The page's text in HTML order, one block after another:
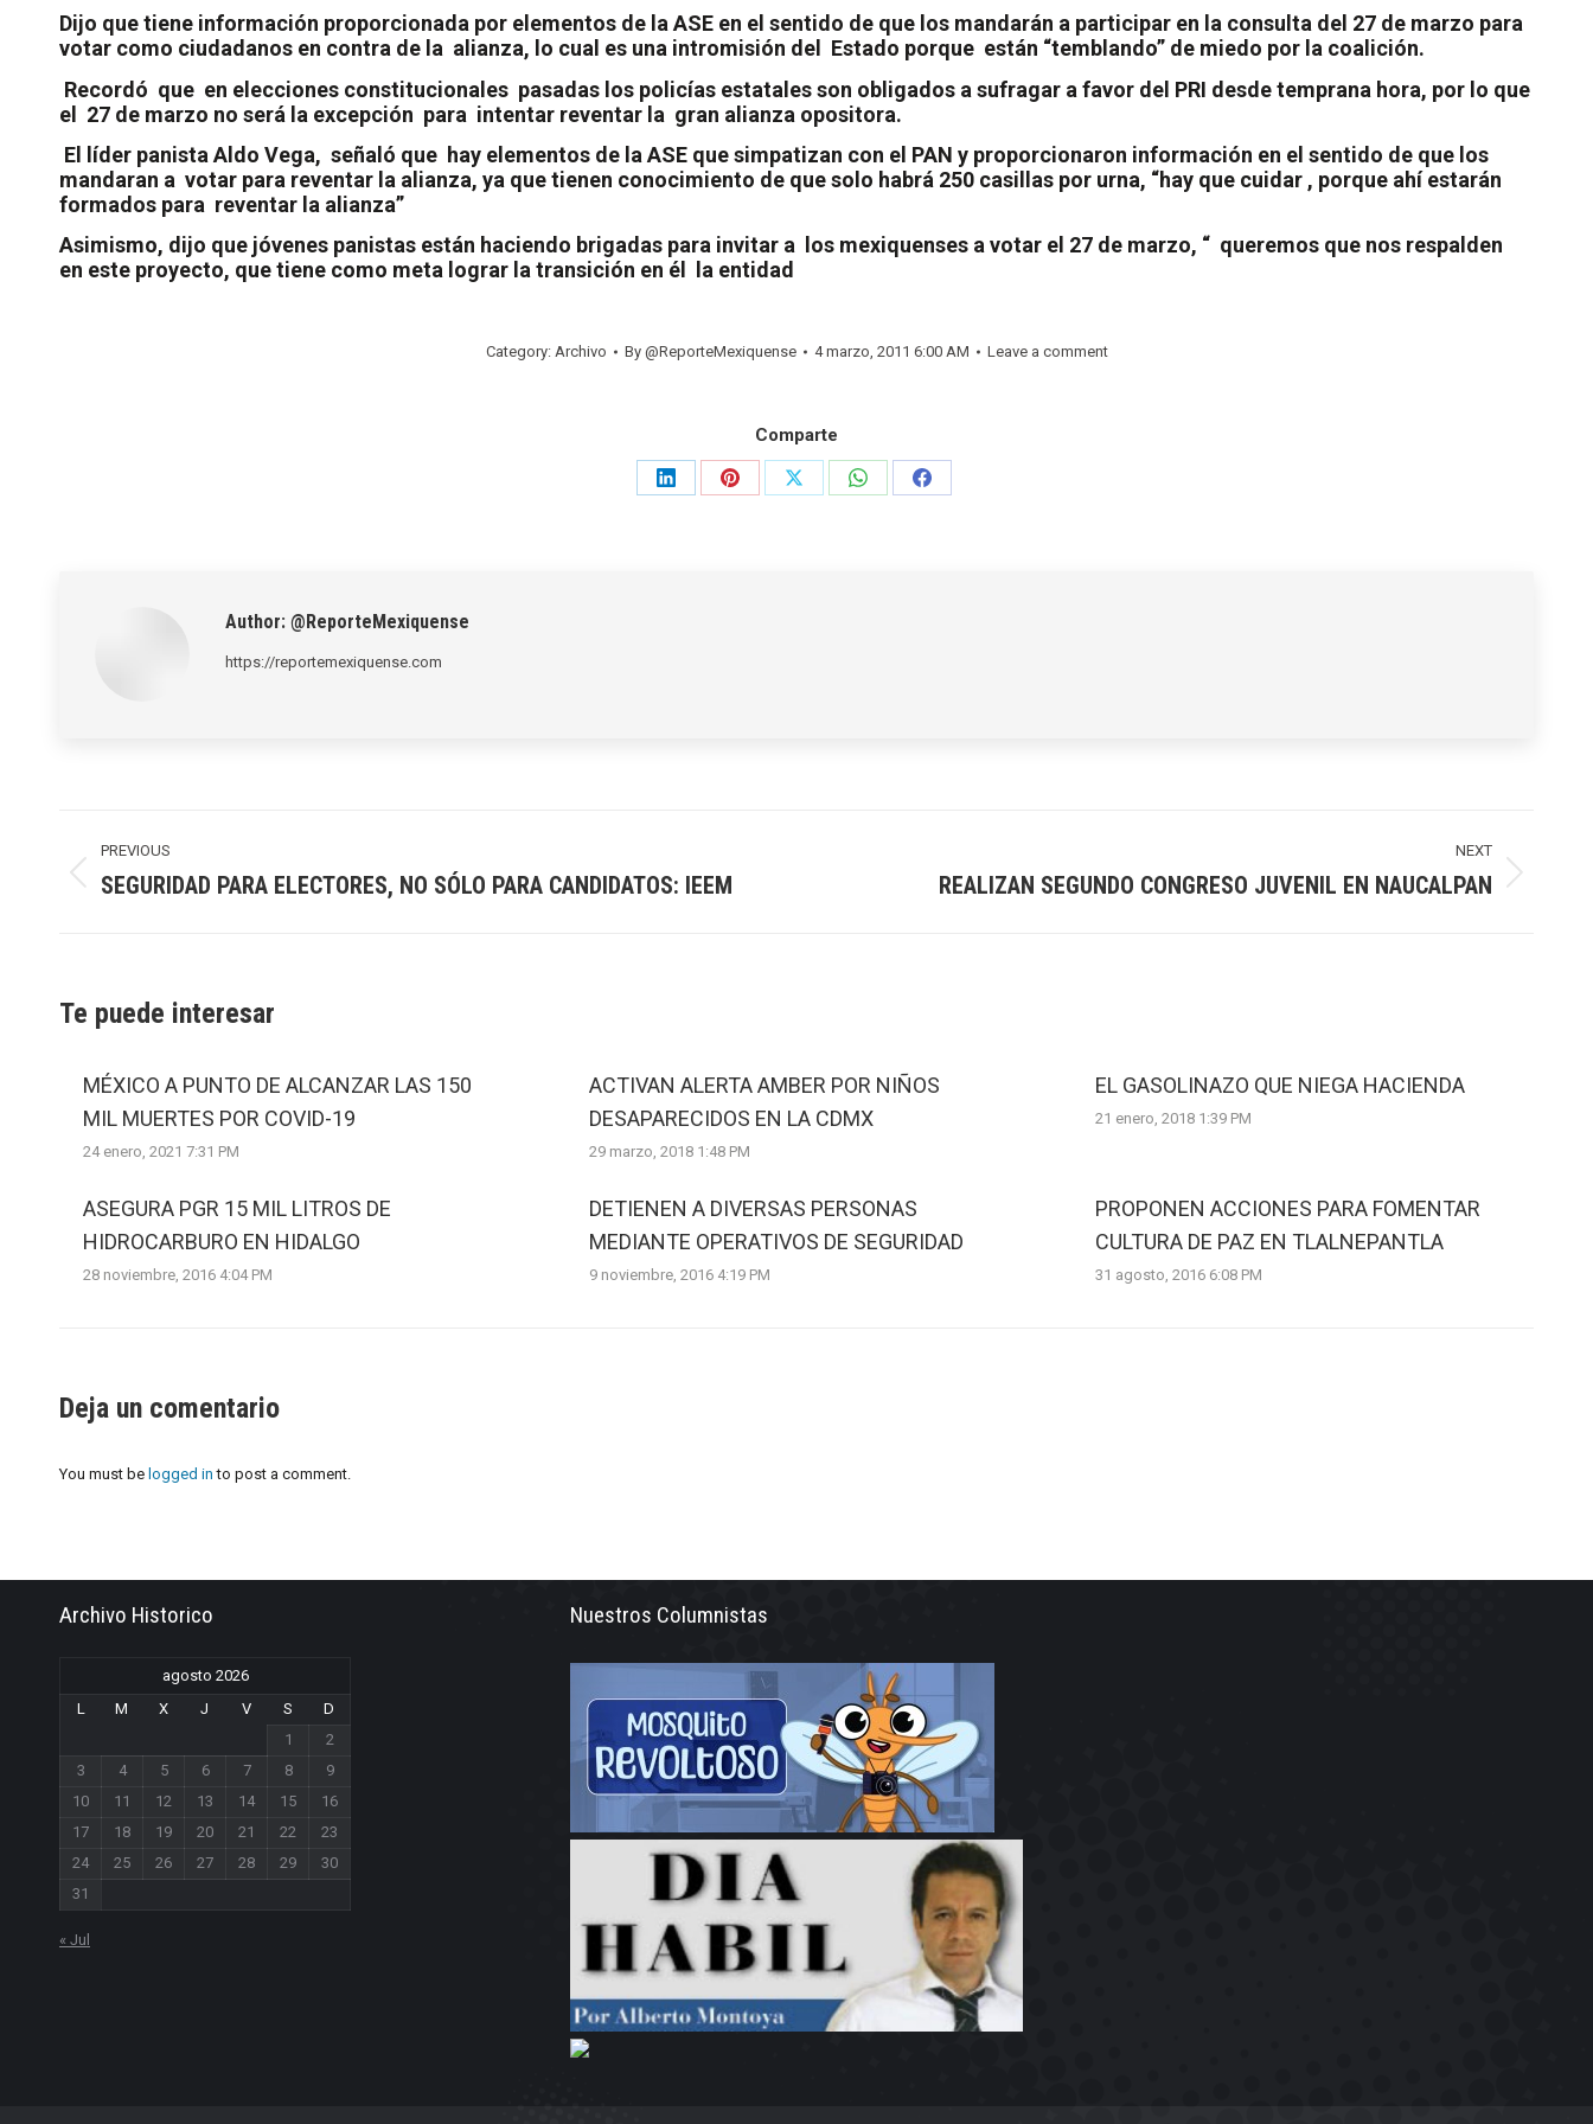
Dijo que tiene información proporcionada por elementos de la ASE en el sentido de que los mandarán a participar en la consulta del 27 de marzo para
votar como ciudadanos en contra de la alianza, lo cual es una intromisión del Estado porque están “temblando” de miedo por la coalición.
Recordó que en elecciones constitucionales pasadas los policías estatales son obligados a sufragar a favor del PRI desde temprana hora, por lo que
el 27 de marzo no será la excepción para intentar reventar la gran alianza opositora.
El líder panista Aldo Vega, señaló que hay elementos de la ASE que simpatizan con el PAN y proporcionaron información en el sentido de que los
mandaran a votar para reventar la alianza, ya que tienen conocimiento de que solo habrá 250 casillas por urna, “hay que cuidar , porque ahí estarán
formados para reventar la alianza”
Asimismo, dijo que jóvenes panistas están haciendo brigadas para invitar a
los mexiquenses a votar el 27 de marzo, “ queremos que nos respalden
en este proyecto, que tiene como meta lograr la transición en él
la entidad
Category: Archivo By @ReporteMexiquense 4 marzo, 2011 6:00 AM Leave a comment
Comparte
Share
Share
Share
Share
Share
Author: @ReporteMexiquense
https://reportemexiquense.com
navigation
PREVIOUS
Previous
SEGURIDAD PARA ELECTORES, NO SÓLO PARA CANDIDATOS: IEEM
NEXT
REALIZAN SEGUNDO CONGRESO JUVENIL EN NAUCALPAN
Te puede interesar
MÉXICO A PUNTO DE ALCANZAR LAS 150
MIL MUERTES POR COVID-19
24 enero, 2021 7:31 PM
ACTIVAN ALERTA AMBER POR NIÑOS
DESAPARECIDOS EN LA CDMX
29 marzo, 2018 1:48 PM
EL GASOLINAZO QUE NIEGA HACIENDA
21 enero, 2018 1:39 PM
ASEGURA PGR 15 MIL LITROS DE
HIDROCARBURO EN HIDALGO
28 noviembre, 2016 4:04 PM
DETIENEN A DIVERSAS PERSONAS
MEDIANTE OPERATIVOS DE SEGURIDAD
9 noviembre, 2016 4:19 PM
PROPONEN ACCIONES PARA FOMENTAR
CULTURA DE PAZ EN TLALNEPANTLA
31 agosto, 2016 6:08 PM
Deja un comentario
You must be logged in to post a comment.
Archivo Historico
agosto 2026
L
M X J V S
D
1
2
3
4 5 6 7 8
9
10
11 12 13 14 15
16
17
18 19 20 21 22
23
24
25 26 27 28 29
30
31
« Jul
Nuestros Columnistas